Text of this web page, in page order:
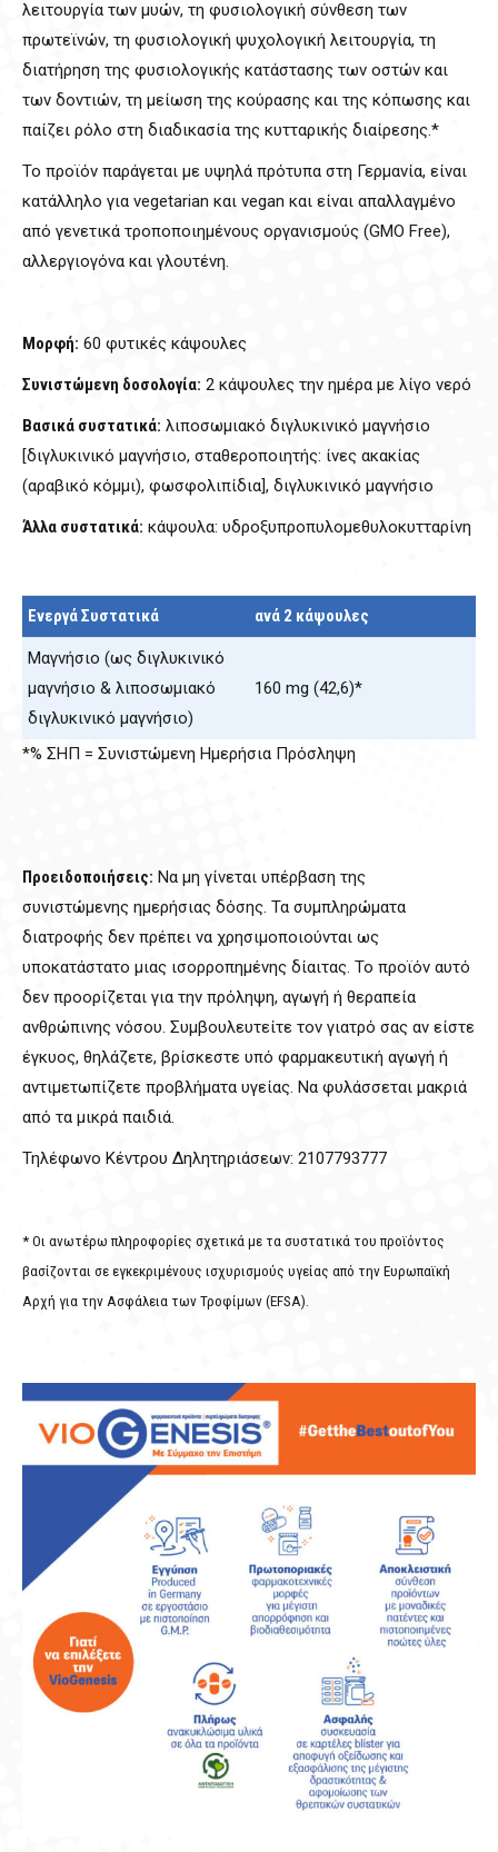
λειτουργία των μυών, τη φυσιολογική σύνθεση των
πρωτεϊνών, τη φυσιολογική ψυχολογική λειτουργία, τη
διατήρηση της φυσιολογικής κατάστασης των οστών και
των δοντιών, τη μείωση της κούρασης και της κόπωσης και
παίζει ρόλο στη διαδικασία της κυτταρικής διαίρεσης.*
Το προϊόν παράγεται με υψηλά πρότυπα στη Γερμανία, είναι
κατάλληλο για vegetarian και vegan και είναι απαλλαγμένο
από γενετικά τροποποιημένους οργανισμούς (GMO Free),
αλλεργιογόνα και γλουτένη.
Μορφή: 60 φυτικές κάψουλες
Συνιστώµενη δοσολογία: 2 κάψουλες την ημέρα με λίγο νερό
Βασικά συστατικά: λιποσωμιακό διγλυκινικό μαγνήσιο
[διγλυκινικό μαγνήσιο, σταθεροποιητής: ίνες ακακίας
(αραβικό κόμμι), φωσφολιπίδια], διγλυκινικό μαγνήσιο
Άλλα συστατικά: κάψουλα: υδροξυπροπυλομεθυλοκυτταρίνη
Ενεργά Συστατικά ανά 2 κάψουλες
Μαγνήσιο (ως διγλυκινικό
μαγνήσιο & λιποσωμιακό
διγλυκινικό μαγνήσιο)
160 mg (42,6)*
*% ΣΗΠ = Συνιστώμενη Ημερήσια Πρόσληψη
Προειδοποιήσεις: Να μη γίνεται υπέρβαση της
συνιστώμενης ημερήσιας δόσης. Τα συμπληρώματα
διατροφής δεν πρέπει να χρησιμοποιούνται ως
υποκατάστατο μιας ισορροπημένης δίαιτας. Το προϊόν αυτό
δεν προορίζεται για την πρόληψη, αγωγή ή θεραπεία
ανθρώπινης νόσου. Συμβουλευτείτε τον γιατρό σας αν είστε
έγκυος, θηλάζετε, βρίσκεστε υπό φαρμακευτική αγωγή ή
αντιμετωπίζετε προβλήματα υγείας. Να φυλάσσεται μακριά
από τα μικρά παιδιά.
Τηλέφωνο Κέντρου Δηλητηριάσεων: 2107793777
* Οι ανωτέρω πληροφορίες σχετικά με τα συστατικά του προϊόντος
βασίζονται σε εγκεκριμένους ισχυρισμούς υγείας από την Ευρωπαϊκή
Αρχή για την Ασφάλεια των Τροφίμων (EFSA).